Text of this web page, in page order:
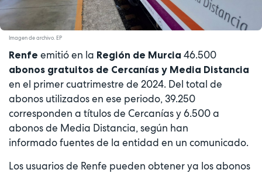
Imagen de archivo. EP
Renfe emitió en la Región de Murcia 46.500
abonos gratuitos de Cercanías y Media Distancia
en el primer cuatrimestre de 2024. Del total de
abonos utilizados en ese periodo, 39.250
corresponden a títulos de Cercanías y 6.500 a
abonos de Media Distancia, según han
informado fuentes de la entidad en un comunicado.
Los usuarios de Renfe pueden obtener ya los abonos